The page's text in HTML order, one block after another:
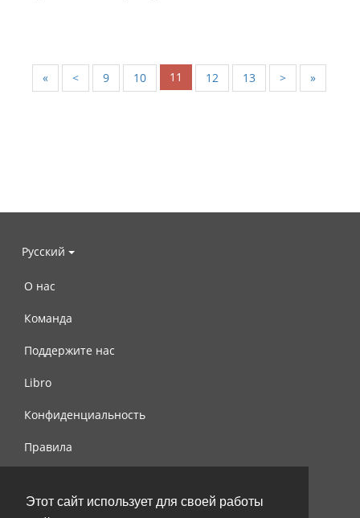
Этот сайт использует для своей работы
« < 9 10 11 12 13 > »
Русский
О нас
Команда
Поддержите нас
Libro
Конфиденциальность
Правила